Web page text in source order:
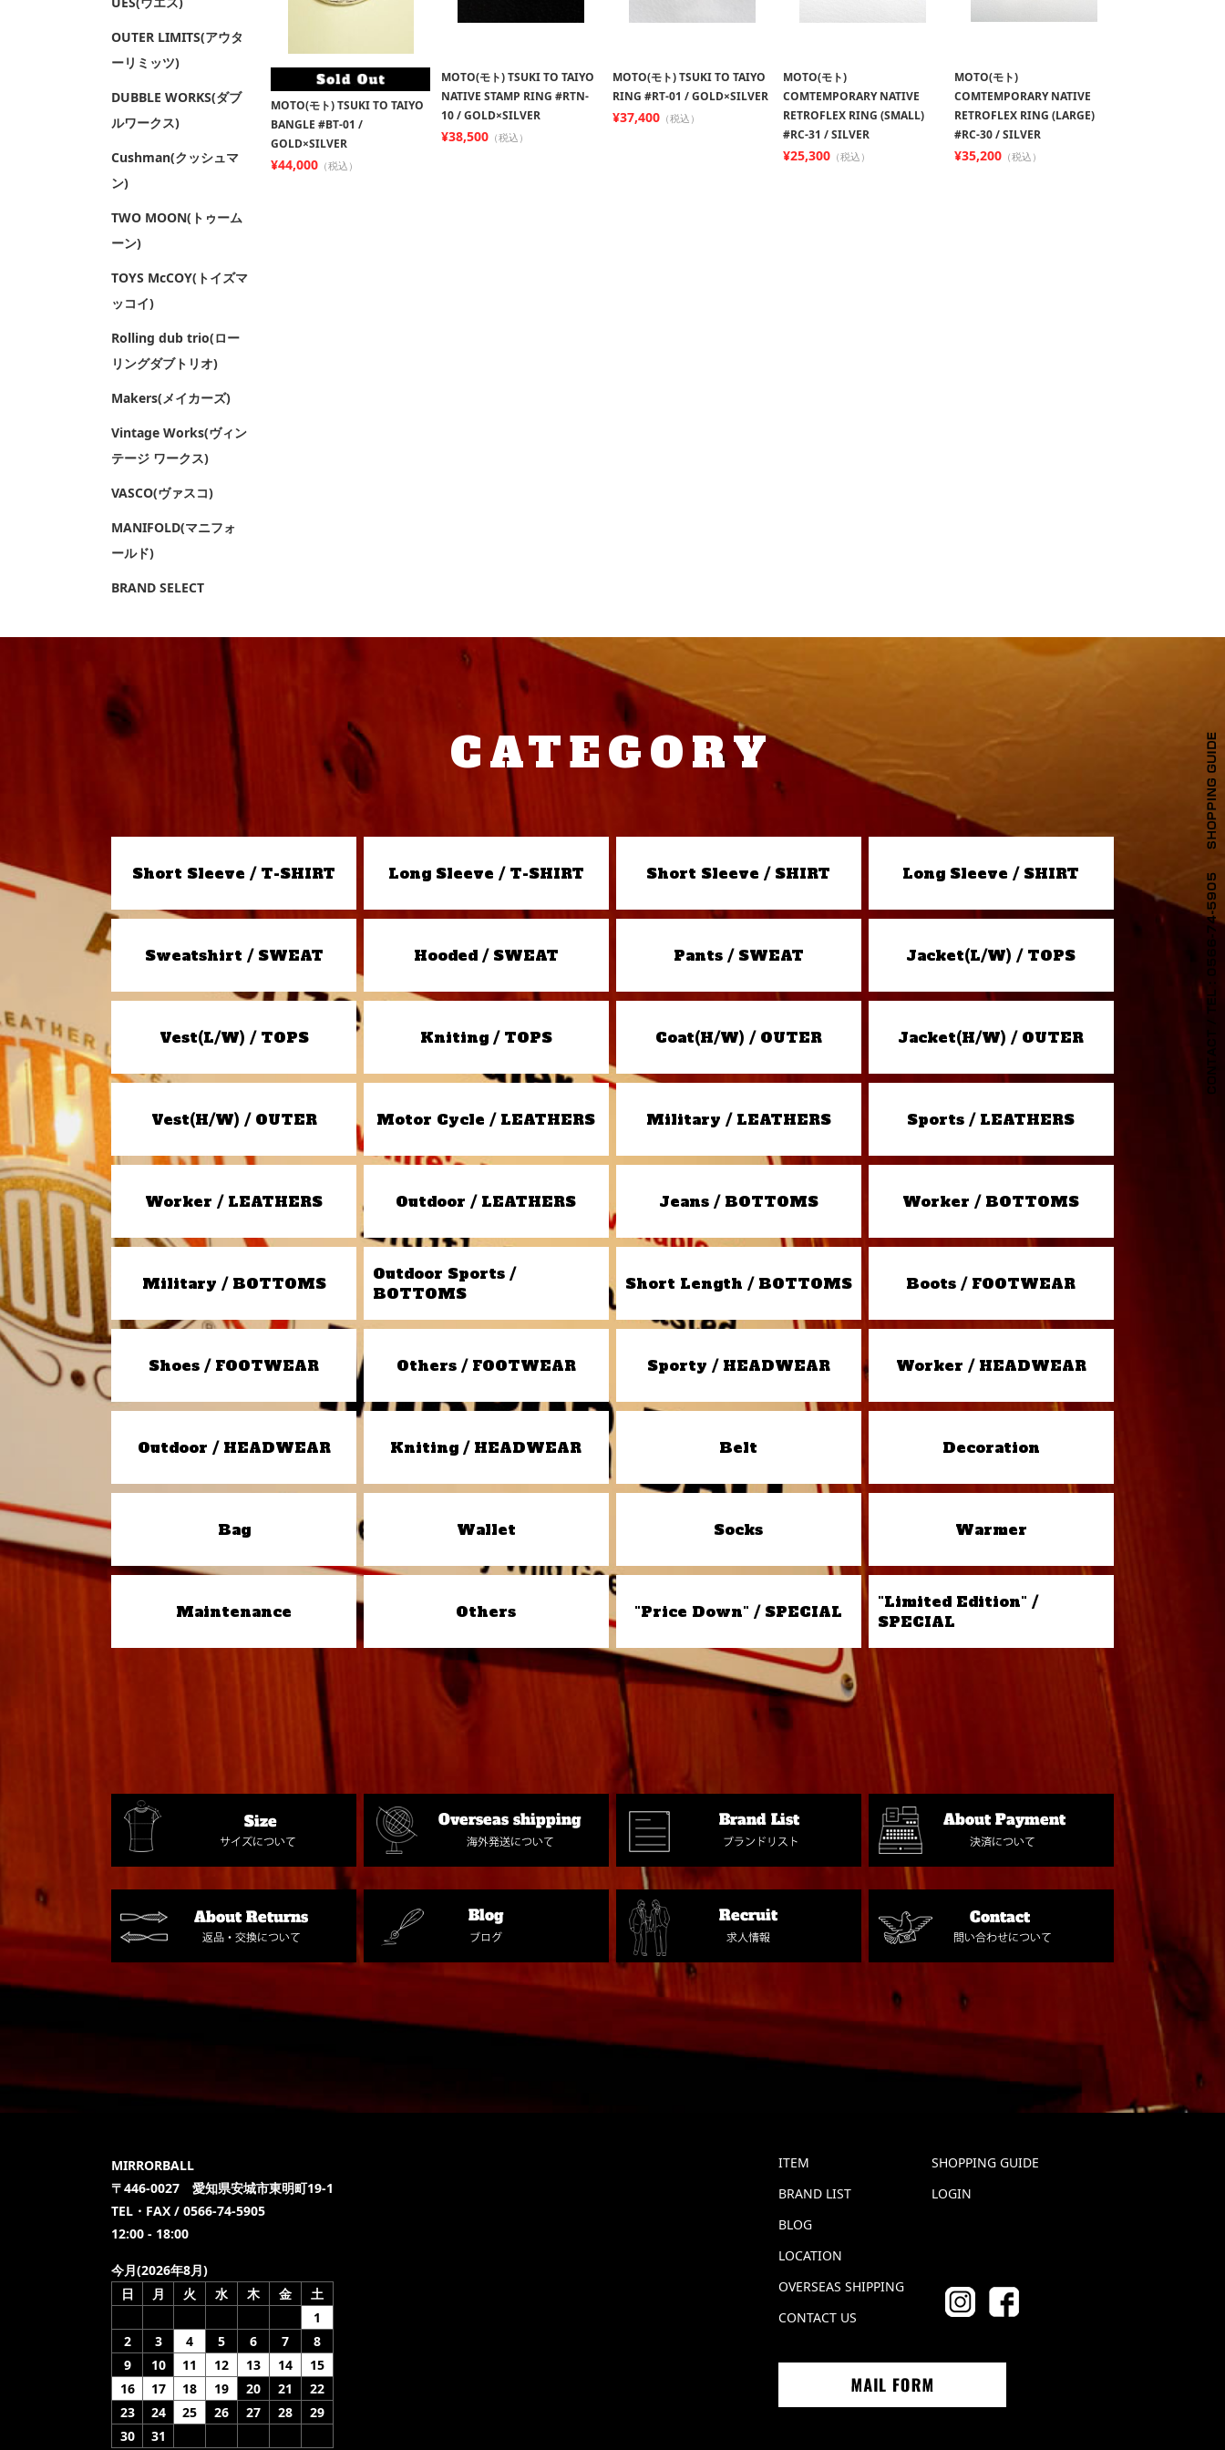
MOTO(モト) TSUKI TO TAIYO
BANGLE #BT-01 /
GOLD×SILVER
¥44,000 （税込）
MOTO(モト) TSUKI TO TAIYO
NATIVE STAMP RING #RTN-
10 / GOLD×SILVER
¥38,500 （税込）
MOTO(モト) TSUKI TO TAIYO
RING #RT-01 / GOLD×SILVER
¥37,400（税込）
MOTO(モト)
COMTEMPORARY NATIVE
RETROFLEX RING (SMALL)
#RC-31 / SILVER
¥25,300 （税込）
MOTO(モト)
COMTEMPORARY NATIVE
RETROFLEX RING (LARGE)
#RC-30 / SILVER
¥35,200（税込）
OUTER LIMITS(アウタ
ーリミッツ)
DUBBLE WORKS(ダブ
ルワークス)
Cushman(クッシュマ
ン)
TWO MOON(トゥーム
ーン)
TOYS McCOY(トイズマ
ッコイ)
Rolling dub trio(ロー
リングダブトリオ)
Makers(メイカーズ)
Vintage Works(ヴィン
テージ ワークス)
VASCO(ヴァスコ)
MANIFOLD(マニフォ
ールド)
BRAND SELECT
CATEGORY
Short Sleeve / T-SHIRT Long Sleeve / T-SHIRT Short Sleeve / SHIRT Long Sleeve / SHIRT
Sweatshirt / SWEAT Hooded / SWEAT Pants / SWEAT Jacket(L/W) / TOPS
Vest(L/W) / TOPS Kniting / TOPS Coat(H/W) / OUTER Jacket(H/W) / OUTER
Vest(H/W) / OUTER Motor Cycle / LEATHERS Military / LEATHERS Sports / LEATHERS
Worker / LEATHERS Outdoor / LEATHERS Jeans / BOTTOMS Worker / BOTTOMS
Military / BOTTOMS
Outdoor Sports /
BOTTOMS
Short Length / BOTTOMS Boots / FOOTWEAR
Shoes / FOOTWEAR Others / FOOTWEAR Sporty / HEADWEAR Worker / HEADWEAR
Outdoor / HEADWEAR Kniting / HEADWEAR Belt Decoration
Bag Wallet Socks Warmer
Maintenance Others "Price Down" / SPECIAL
"Limited Edition" /
SPECIAL
MIRRORBALL
〒446-0027 愛知県安城市東明町19-1
TEL・FAX / 0566-74-5905
12:00 - 18:00
今月(2026年8月)
日
月 火 水 木 金
土
1
2
3 4 5 6 7
8
9
10 11 12 13 14
15
16
17 18 19 20 21
22
23
24 25 26 27 28
29
30
31
ITEM
BRAND LIST
BLOG
LOCATION
OVERSEAS SHIPPING
CONTACT US
SHOPPING GUIDE
LOGIN